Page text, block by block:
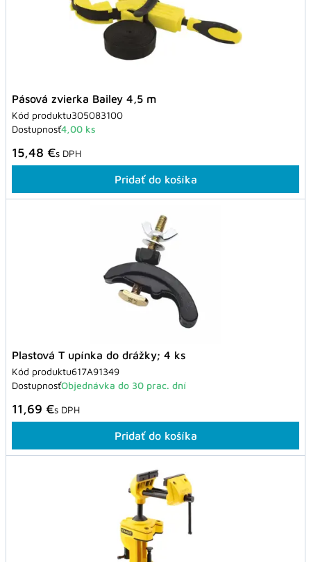
Pásová zvierka Bailey 4,5 m
Kód produktu305083100
Dostupnosť4,00 ks
15,48 €s DPH
Pridať do košíka
Plastová T upínka do drážky; 4 ks
Kód produktu617A91349
DostupnosťObjednávka do 30 prac. dní
11,69 €s DPH
Pridať do košíka